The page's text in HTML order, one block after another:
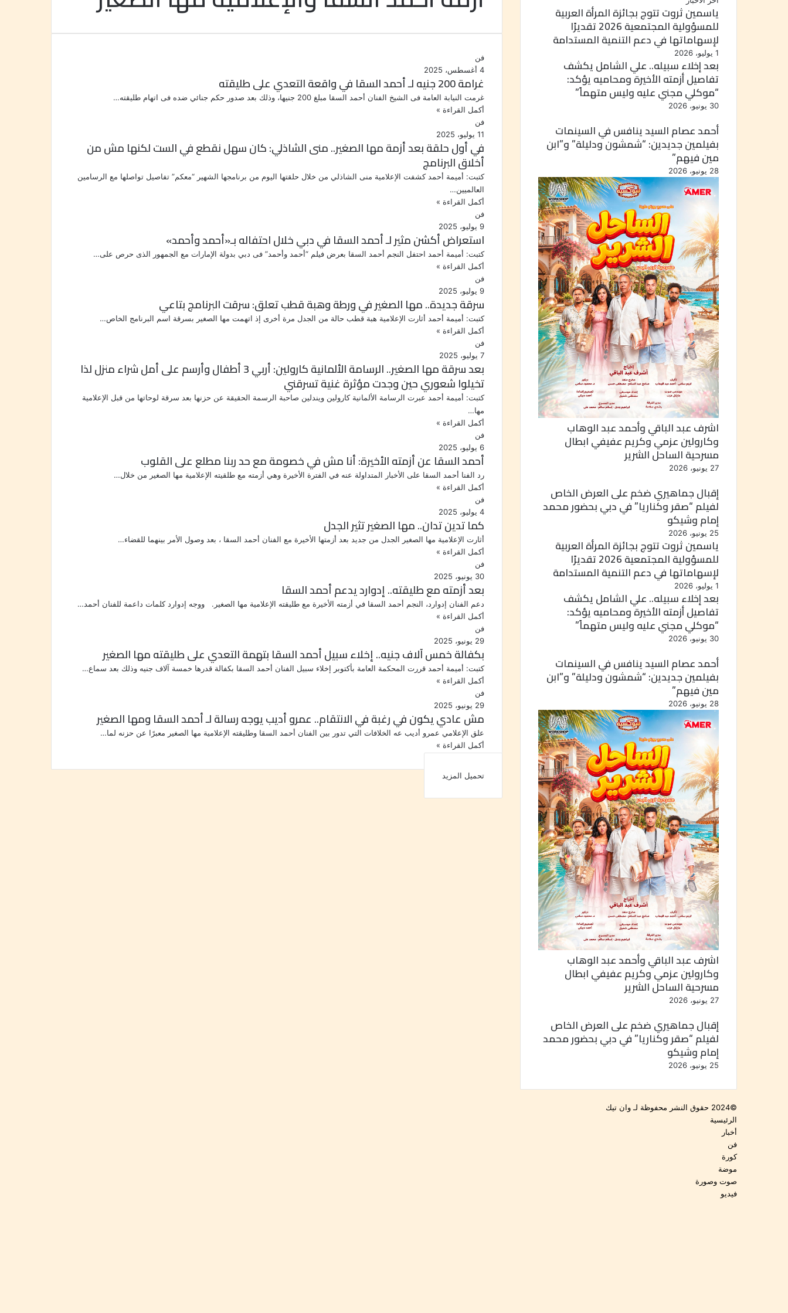
فن
4 أغسطس، 2025
غرامة 200 جنيه لـ أحمد السقا في واقعة التعدي على طليقته
غرمت النيابة العامة فى الشيخ الفنان أحمد السقا مبلغ 200 جنيها، وذلك بعد صدور حكم جنائي ضده فى اتهام طليقته…
أكمل القراءة »
فن
11 يوليو، 2025
في أول حلقة بعد أزمة مها الصغير.. منى الشاذلي: كان سهل نقطع في الست لكنها مش من
أخلاق البرنامج
كتبت: أميمة أحمد كشفت الإعلامية منى الشاذلي من خلال حلقتها اليوم من برنامجها الشهير “معكم” تفاصيل تواصلها مع الرسامين
العالميين…
أكمل القراءة »
فن
9 يوليو، 2025
استعراض أكشن مثير لـ أحمد السقا في دبي خلال احتفاله بـ«أحمد وأحمد»
كتبت: أميمة أحمد احتفل النجم أحمد السقا بعرض فيلم “أحمد وأحمد” فى دبي بدولة الإمارات مع الجمهور الذى حرص على…
أكمل القراءة »
فن
9 يوليو، 2025
سرقة جديدة.. مها الصغير في ورطة وهبة قطب تعلق: سرقت البرنامج بتاعي
كتبت: أميمة أحمد أثارت الإعلامية هبة قطب حالة من الجدل مرة أخرى إذ اتهمت مها الصغير بسرقة اسم البرنامج الخاص…
أكمل القراءة »
فن
7 يوليو، 2025
بعد سرقة مها الصغير.. الرسامة الألمانية كارولين: أربي 3 أطفال وأرسم على أمل شراء منزل لذا
تخيلوا شعوري حين وجدت مؤثرة غنية تسرقني
كتبت: أميمة أحمد عبرت الرسامة الألمانية كارولين ويندلين صاحبة الرسمة الحقيقة عن حزنها بعد سرقة لوحاتها من قبل الإعلامية
مها…
أكمل القراءة »
فن
6 يوليو، 2025
أحمد السقا عن أزمته الأخيرة: أنا مش في خصومة مع حد ربنا مطلع على القلوب
رد الفنا أحمد السقا على الأخبار المتداولة عنه في الفترة الأخيرة وهي أزمته مع طلقيته الإعلامية مها الصغير من خلال…
أكمل القراءة »
فن
4 يوليو، 2025
كما تدين تدان.. مها الصغير تثير الجدل
أثارت الإعلامية مها الصغير الجدل من جديد بعد أزمتها الأخيرة مع الفنان أحمد السقا ، بعد وصول الأمر بينهما للقضاء…
أكمل القراءة »
فن
30 يونيو، 2025
بعد أزمته مع طليقته.. إدوارد يدعم أحمد السقا
دعم الفنان إدوارد، النجم أحمد السقا في أزمته الأخيرة مع طليقته الإعلامية مها الصغير. ووجه إدوارد كلمات داعمة للفنان أحمد…
أكمل القراءة »
فن
29 يونيو، 2025
بكفالة خمس آلاف جنيه.. إخلاء سبيل أحمد السقا بتهمة التعدي على طليقته مها الصغير
كتبت: أميمة أحمد قررت المحكمة العامة بأكتوبر إخلاء سبيل الفنان أحمد السقا بكفالة قدرها خمسة آلاف جنيه وذلك بعد سماع…
أكمل القراءة »
فن
29 يونيو، 2025
مش عادي يكون في رغبة في الانتقام.. عمرو أديب يوجه رسالة لـ أحمد السقا ومها الصغير
علق الإعلامي عمرو أديب عه الخلافات التي تدور بين الفنان أحمد السقا وطليقته الإعلامية مها الصغير معبرًا عن حزنه لما…
أكمل القراءة »
تحميل المزيد
ياسمين ثروت تتوج بجائزة المرأة العربية
للمسؤولية المجتمعية 2026 تقديرًا
لإسهاماتها في دعم التنمية المستدامة
1 يوليو، 2026
بعد إخلاء سبيله.. علي الشامل يكشف
تفاصيل أزمته الأخيرة ومحاميه يؤكد:
“موكلي مجني عليه وليس متهماً”
30 يونيو، 2026
أحمد عصام السيد ينافس في السينمات
بفيلمين جديدين: “شمشون ودليلة” و”ابن
مين فيهم”
28 يونيو، 2026
اشرف عبد الباقي وأحمد عبد الوهاب
وكارولين عزمي وكريم عفيفي ابطال
مسرحية الساحل الشرير
27 يونيو، 2026
إقبال جماهيري ضخم على العرض الخاص
لفيلم “صقر وكناريا” في دبي بحضور محمد
إمام وشيكو
25 يونيو، 2026
ياسمين ثروت تتوج بجائزة المرأة العربية
للمسؤولية المجتمعية 2026 تقديرًا
لإسهاماتها في دعم التنمية المستدامة
1 يوليو، 2026
بعد إخلاء سبيله.. علي الشامل يكشف
تفاصيل أزمته الأخيرة ومحاميه يؤكد:
“موكلي مجني عليه وليس متهماً”
30 يونيو، 2026
أحمد عصام السيد ينافس في السينمات
بفيلمين جديدين: “شمشون ودليلة” و”ابن
مين فيهم”
28 يونيو، 2026
اشرف عبد الباقي وأحمد عبد الوهاب
وكارولين عزمي وكريم عفيفي ابطال
مسرحية الساحل الشرير
27 يونيو، 2026
إقبال جماهيري ضخم على العرض الخاص
لفيلم “صقر وكناريا” في دبي بحضور محمد
إمام وشيكو
25 يونيو، 2026
©2024 حقوق النشر محفوظة لـ وان تيك
الرئيسية
أخبار
فن
كورة
موضة
صوت وصورة
فيديو